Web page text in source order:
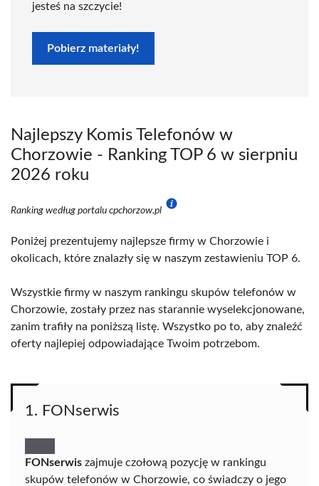
jesteś na szczycie!
Pobierz materiały!
Najlepszy Komis Telefonów w
Chorzowie - Ranking TOP 6 w sierpniu
2026 roku
Ranking według portalu cpchorzow.pl
Poniżej prezentujemy najlepsze firmy w Chorzowie i
okolicach, które znalazły się w naszym zestawieniu TOP 6.
Wszystkie firmy w naszym rankingu skupów telefonów w
Chorzowie, zostały przez nas starannie wyselekcjonowane,
zanim trafiły na poniższą listę. Wszystko po to, aby znaleźć
oferty najlepiej odpowiadające Twoim potrzebom.
1. FONserwis
FONserwis zajmuje czołową pozycję w rankingu
skupów telefonów w Chorzowie, co świadczy o jego